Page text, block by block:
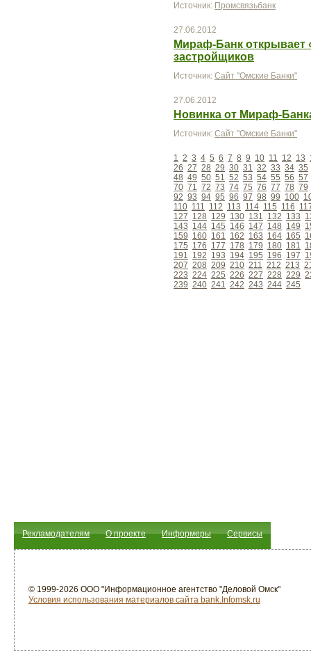
Источник: Промсвязьбанк
27.06.2012
Мираф-Банк открывает
застройщиков
Источник: Сайт "Омские Банки"
27.06.2012
Новинка от Мираф-
Источник: Сайт "Омские Банки"
1 2 3 4 5 6 7 8 9 10 11 12 13
26 27 28 29 30 31 32 33 34 35
48 49 50 51 52 53 54 55 56 57
70 71 72 73 74 75 76 77 78 79
92 93 94 95 96 97 98 99 100
110 111 112 113 114 115 116
127 128 129 130 131 132 133
143 144 145 146 147 148 149
159 160 161 162 163 164 165
175 176 177 178 179 180 181
191 192 193 194 195 196 197
207 208 209 210 211 212 213
223 224 225 226 227 228 229
239 240 241 242 243 244 245
Рекламодателям О проекте Информеры Сервисы
© 1999-2026 ООО "Информационное агентство "Деловой Омск"
Условия использования материалов сайта bank.Infomsk.ru